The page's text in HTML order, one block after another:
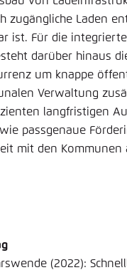
zugängliche Laden
ist. Für die
darüber hinaus
um knappe
Verwaltung
langfristigen
passgenaue
mit den Kommunen
(2022):